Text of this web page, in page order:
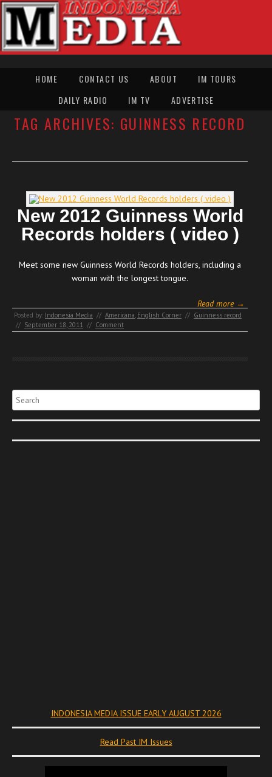
HOME CONTACT US ABOUT
IM TOURS
DAILY RADIO
IM TV ADVERTISE
TAG ARCHIVES: GUINNESS RECORD
New 2012 Guinness World
Records holders ( video )
Meet some new Guinness World Records holders, including a
woman with the longest tongue.
Read more →
Posted by: Indonesia Media // Americana English Corner // Guinness record
// September 18, 2011 // Comment
Search
INDONESIA MEDIA ISSUE EARLY AUGUST 2026
Read Past IM Issues